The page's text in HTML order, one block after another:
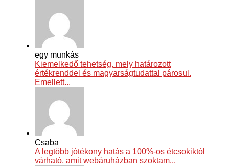
egy munkás
Kiemelkedő tehetség, mely határozott
értékrenddel és magyarságtudattal párosul.
Emellett...
Csaba
A legtöbb jótékony hatás a 100%-os étcsokiktól
várható, amit webáruházban szoktam...